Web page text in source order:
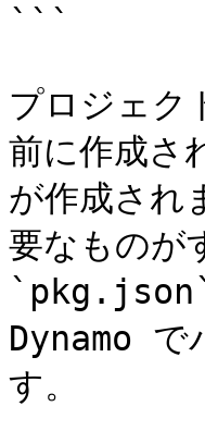
```
プロジェク
前に作成
が作成さ
要なものが
`pkg.json`
Dynamo で
す。